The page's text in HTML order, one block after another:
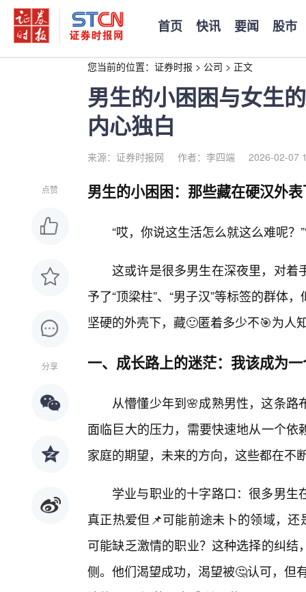
首页 快讯 要闻 股市
您当前的位置： 证券时报 > 公司 > 正文
男生的小困困与女生
内心独白
来源：证券时报网 作者：李四端 2026-02-07
点赞
分享
男生的小困困：那些藏在硬汉外
“哎，你说这生活怎么就这么难呢？
这或许是很多男生在深夜里，对着
予了“顶梁柱”、“男子汉”等标签的群体
坚硬的外壳下，藏🙂匿着多少不🎯为人
一、成长路上的迷茫：我该成为
从懵懂少年到🌸成熟男性，这条
面临巨大的压力，需要快速地从一个
家庭的期望，未来的方向，这些都在不
学业与职业的十字路口：很多男
真正热爱但📌可能前途未卜的领域，
可能缺乏激情的职业？这种选择的纠
侧。他们渴望成功，渴望被🤔认可，但